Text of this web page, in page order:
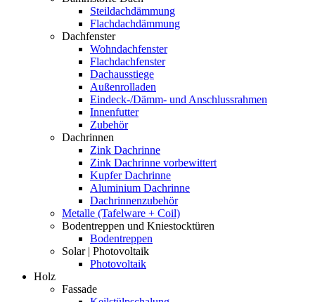
Steildachdämmung
Flachdachdämmung
Dachfenster
Wohndachfenster
Flachdachfenster
Dachausstiege
Außenrolladen
Eindeck-/Dämm- und Anschlussrahmen
Innenfutter
Zubehör
Dachrinnen
Zink Dachrinne
Zink Dachrinne vorbewittert
Kupfer Dachrinne
Aluminium Dachrinne
Dachrinnenzubehör
Metalle (Tafelware + Coil)
Bodentreppen und Kniestocktüren
Bodentreppen
Solar | Photovoltaik
Photovoltaik
Holz
Fassade